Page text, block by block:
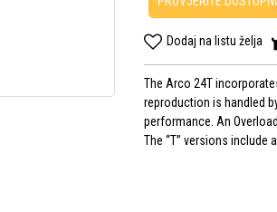
Dodaj na listu želja
The Arco 24T
reproduction is handled
performance. An
The “T” versions include